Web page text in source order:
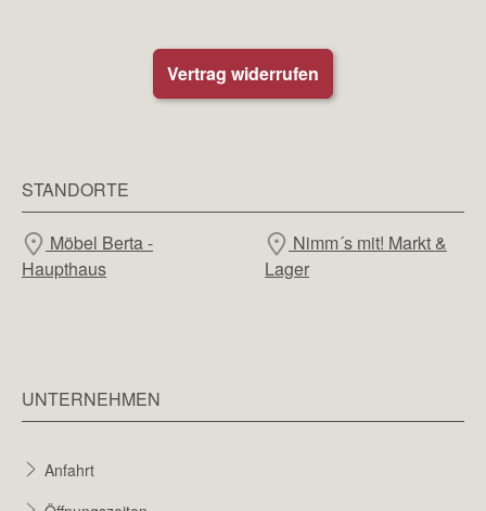
Vertrag widerrufen
STANDORTE
Möbel Berta -
Haupthaus
Nimm´s mit! Markt &
Lager
UNTERNEHMEN
Anfahrt